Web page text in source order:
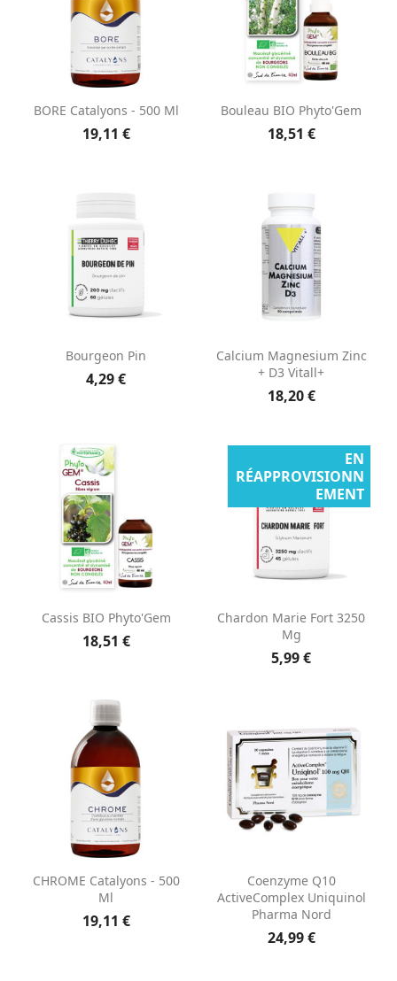
BORE Catalyons - 500 Ml
19,11 €
Bouleau BIO Phyto'Gem
18,51 €
Bourgeon Pin
4,29 €
Calcium Magnesium Zinc
+ D3 Vitall+
18,20 €
Cassis BIO Phyto'Gem
18,51 €
Chardon Marie Fort 3250
Mg
5,99 €
EN
RÉAPPROVISIONN
EMENT
CHROME Catalyons - 500
Ml
19,11 €
Coenzyme Q10
ActiveComplex Uniquinol
Pharma Nord
24,99 €